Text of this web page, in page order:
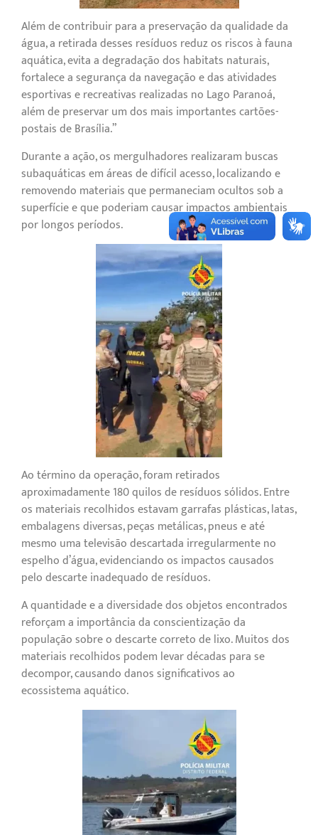
Além de contribuir para a preservação da qualidade da
água, a retirada desses resíduos reduz os riscos à fauna
aquática, evita a degradação dos habitats naturais,
fortalece a segurança da navegação e das atividades
esportivas e recreativas realizadas no Lago Paranoá,
além de preservar um dos mais importantes cartões-
postais de Brasília.”
Durante a ação, os mergulhadores realizaram buscas
subaquáticas em áreas de difícil acesso, localizando e
removendo materiais que permaneciam ocultos sob a
superfície e que poderiam causar impactos ambientais
por longos períodos.
Ao término da operação, foram retirados
aproximadamente 180 quilos de resíduos sólidos. Entre
os materiais recolhidos estavam garrafas plásticas, latas,
embalagens diversas, peças metálicas, pneus e até
mesmo uma televisão descartada irregularmente no
espelho d’água, evidenciando os impactos causados
pelo descarte inadequado de resíduos.
A quantidade e a diversidade dos objetos encontrados
reforçam a importância da conscientização da
população sobre o descarte correto de lixo. Muitos dos
materiais recolhidos podem levar décadas para se
decompor, causando danos significativos ao
ecossistema aquático.